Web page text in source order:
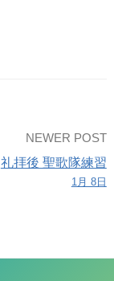
NEWER POST
礼拝後 聖歌隊練習
1月 8日